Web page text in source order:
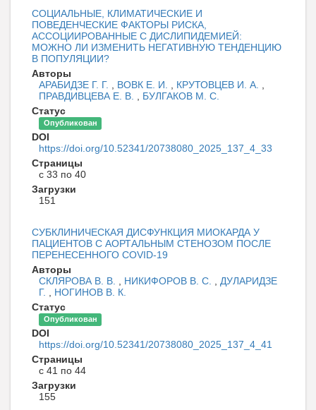
СОЦИАЛЬНЫЕ, КЛИМАТИЧЕСКИЕ И
ПОВЕДЕНЧЕСКИЕ ФАКТОРЫ РИСКА,
АССОЦИИРОВАННЫЕ С ДИСЛИПИДЕМИЕЙ:
МОЖНО ЛИ ИЗМЕНИТЬ НЕГАТИВНУЮ ТЕНДЕНЦИЮ
В ПОПУЛЯЦИИ?
Авторы
АРАБИДЗЕ Г. Г. , ВОВК Е. И. , КРУТОВЦЕВ И. А. ,
ПРАВДИВЦЕВА Е. В. , БУЛГАКОВ М. С.
Статус
Опубликован
DOI
https://doi.org/10.52341/20738080_2025_137_4_33
Страницы
с 33 по 40
Загрузки
151
СУБКЛИНИЧЕСКАЯ ДИСФУНКЦИЯ МИОКАРДА У
ПАЦИЕНТОВ С АОРТАЛЬНЫМ СТЕНОЗОМ ПОСЛЕ
ПЕРЕНЕСЕННОГО COVID-19
Авторы
СКЛЯРОВА В. В. , НИКИФОРОВ В. С. , ДУЛАРИДЗЕ
Г. , НОГИНОВ В. К.
Статус
Опубликован
DOI
https://doi.org/10.52341/20738080_2025_137_4_41
Страницы
с 41 по 44
Загрузки
155